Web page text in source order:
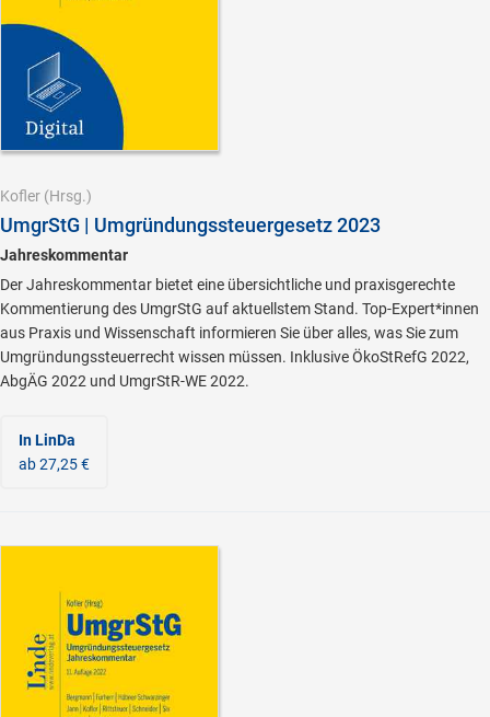
Kofler (Hrsg.)
UmgrStG | Umgründungssteuergesetz 2023
Jahreskommentar
Der Jahreskommentar bietet eine übersichtliche und praxisgerechte
Kommentierung des UmgrStG auf aktuellstem Stand. Top-Expert*innen
aus Praxis und Wissenschaft informieren Sie über alles, was Sie zum
Umgründungssteuerrecht wissen müssen. Inklusive ÖkoStRefG 2022,
AbgÄG 2022 und UmgrStR-WE 2022.
In LinDa
ab 27,25 €